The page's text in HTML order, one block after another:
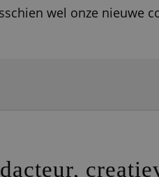
wel onze nieuwe